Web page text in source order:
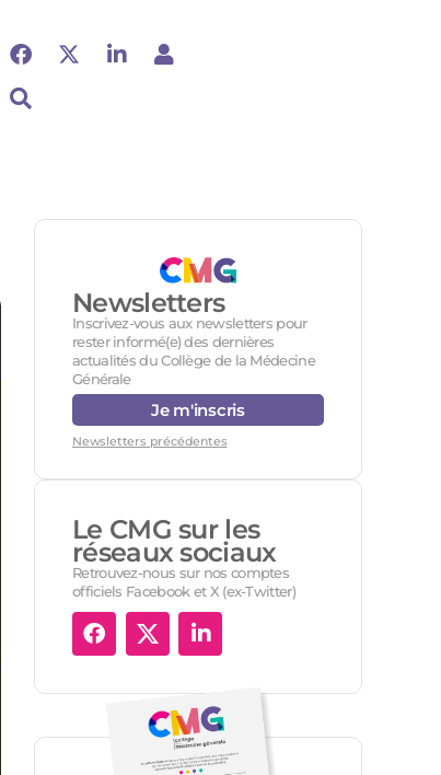
Newsletters
Inscrivez-vous aux newsletters pour
rester informé(e) des dernières
actualités du Collège de la Médecine
Générale
Je m'inscris
Newsletters précédentes
Le CMG sur les
réseaux sociaux
Retrouvez-nous sur nos comptes
officiels Facebook et X (ex-Twitter)